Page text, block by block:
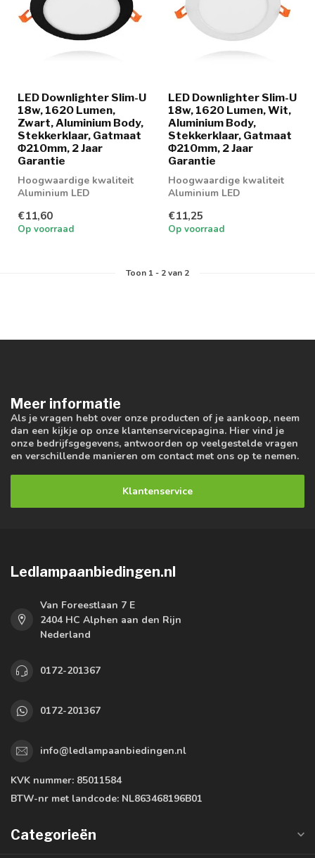
LED Downlighter Slim-U
18w, 1620 Lumen,
Zwart, Aluminium Body,
Stekkerklaar, Gatmaat
Φ210mm, 2 Jaar
Garantie
Hoogwaardige kwaliteit
Aluminium LED
lichtkleuren
€11,60
Op voorraad
LED Downlighter Slim-U
18w, 1620 Lumen, Wit,
Aluminium Body,
Stekkerklaar, Gatmaat
Φ210mm, 2 Jaar
Garantie
Hoogwaardige kwaliteit
Aluminium LED
lichtkleuren
€11,25
Op voorraad
Toon 1- 2van 2
Meer informatie
Als je vragen hebt over onze producten of je aankoop, neem
dan een kijkje op onze klantenservicepagina. Hier vind je
onze bedrijfsgegevens, antwoorden op veelgestelde vragen
en verschillende manieren om contact met ons op te nemen.
Klantenservice
Ledlampaanbiedingen.nl
Van Foreestlaan 7 E
2404 HC Alphen aan den Rijn
Nederland
0172-201367
0172-201367
info@ledlampaanbiedingen.nl
KVK nummer: 85011584
BTW-nr met landcode: NL863468196B01
Categorieën